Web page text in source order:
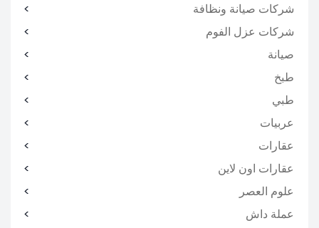
شركات صيانة ونظافة
شركات عزل الفوم
صيانة
طبخ
طبي
عربيات
عقارات
عقارات اون لاين
علوم العصر
عملة داش